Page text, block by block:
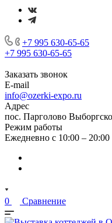
+7 995 630-65-65
+7 995 630-65-65
Заказать звонок
E-mail
info@ozerki-expo.ru
Адрес
пос. Парголово
Режим работы
Ежедневно с 10:00 –
0 Сравнение